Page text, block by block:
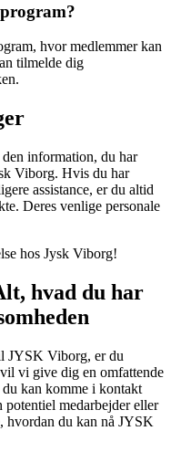
hvor medlemmer kan
tilmelde dig
information, du har
Viborg. Hvis du har
assistance, er du altid
Deres venlige personale
hos Jysk Viborg!
hvad du har
JYSK Viborg, er du
vi give dig en omfattende
kan komme i kontakt
potentiel medarbejder eller
hvordan du kan nå JYSK